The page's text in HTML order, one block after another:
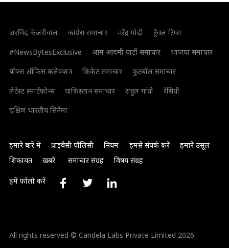
अरविंद केजरीवाल कांग्रेस समाचार नरेंद्र मोदी
ट्रैवल टिप्स
#NewsBytesExclusive
आम आदमी पार्टी समाचार
भाजपा समाचार
बॉक्स ऑफिस कलेक्शन
क्रिकेट समाचार
फुटबॉल समाचार
लेटेस्ट स्मार्टफोन्स
पाकिस्तान समाचार राहुल गांधी
रेसिपी
दक्षिण भारतीय सिनेमा
हमारे बारे में प्राइवेसी पॉलिसी नियम हमसे संपर्क करें
हमारे उसूल
शिकायत
खबरें समाचार संग्रह विषय संग्रह
हमें फॉलो करें
All rights reserved © Candela Labs Private Limited 2026